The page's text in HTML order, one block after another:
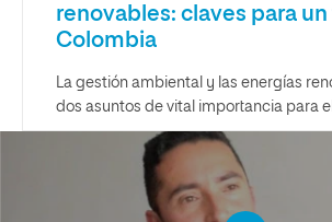
renovables: claves para
Colombia
La gestión ambiental y las energías
dos asuntos de vital importancia para